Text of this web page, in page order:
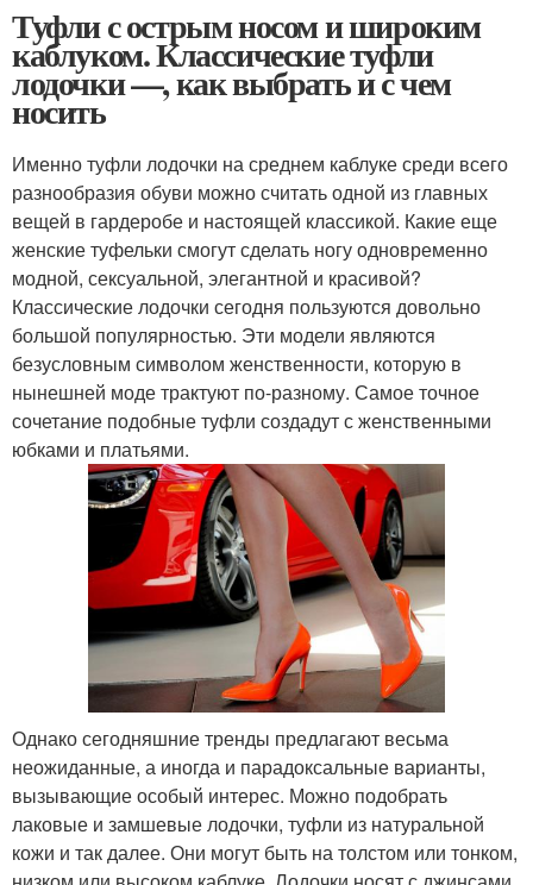
Туфли с острым носом и широким
каблуком. Классические туфли
лодочки —, как выбрать и с чем
носить
Именно туфли лодочки на среднем каблуке среди всего
разнообразия обуви можно считать одной из главных
вещей в гардеробе и настоящей классикой. Какие еще
женские туфельки смогут сделать ногу одновременно
модной, сексуальной, элегантной и красивой?
Классические лодочки сегодня пользуются довольно
большой популярностью. Эти модели являются
безусловным символом женственности, которую в
нынешней моде трактуют по-разному. Самое точное
сочетание подобные туфли создадут с женственными
юбками и платьями.
Однако сегодняшние тренды предлагают весьма
неожиданные, а иногда и парадоксальные варианты,
вызывающие особый интерес. Можно подобрать
лаковые и замшевые лодочки, туфли из натуральной
кожи и так далее. Они могут быть на толстом или тонком,